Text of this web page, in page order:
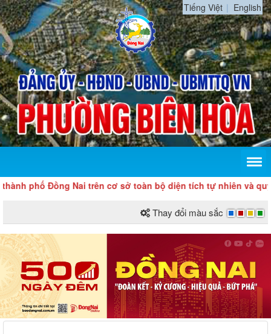
Tiếng Việt English
Đồng Nai trên cơ sở toàn bộ diện tích tự nhiên và quy mô dân
Thay đổi màu sắc